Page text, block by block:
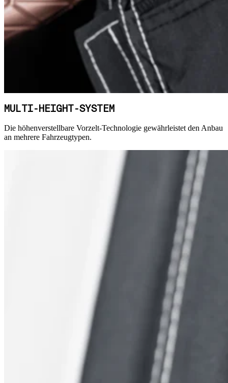
MULTI-HEIGHT-SYSTEM
Die höhenverstellbare Vorzelt-Technologie gewährleistet den Anbau
an mehrere Fahrzeugtypen.